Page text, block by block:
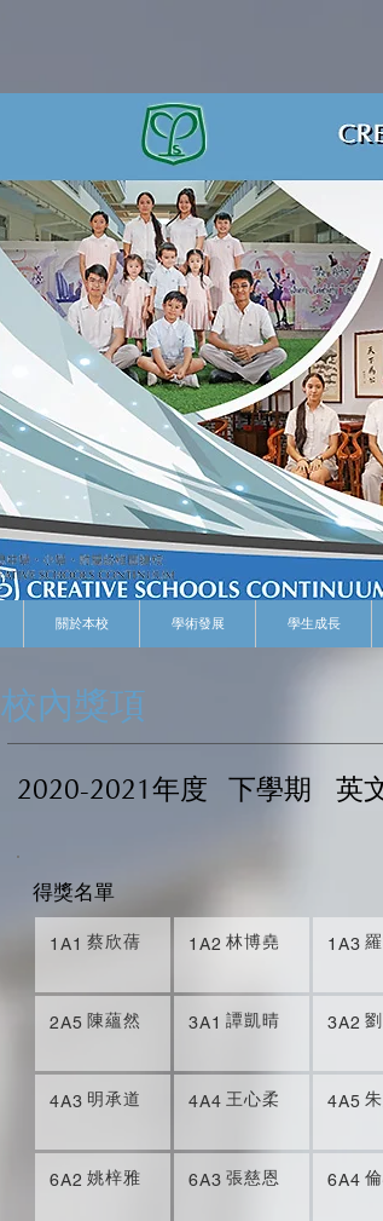
關於本校 學術發展 學生成長
校內獎項
2020-2021年度 下學期 英
得獎名單
1A1 蔡欣蒨
2A5 陳蘊然
4A3 明承道
6A2 姚梓雅
1A2 林博堯
3A1 譚凱晴
4A4 王心柔
6A3 張慈恩
1A3
3A2
4A5
6A4